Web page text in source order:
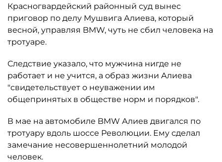
Красногвардейский районный суд вынес
приговор по делу Мушвига Алиева, который
весной, управляя BMW, чуть не сбил человека на
тротуаре.
Следствие указало, что мужчина нигде не
работает и не учится, а образ жизни Алиева
"свидетельствует о неуважении им
общепринятых в обществе норм и порядков".
В мае на автомобиле BMW Алиев двигался по
тротуару вдоль шоссе Революции. Ему сделал
замечание несовершеннолетний молодой
человек.